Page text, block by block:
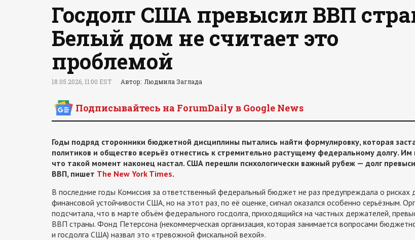
Госдолг США превысил ВВП
Белый дом не считает это
проблемой
18.05.2026, 11:00 EST Автор: Людмила Заглада
Подписывайтесь на ForumDaily в Google News
Годы подряд сторонники бюджетной дисциплины пытались найти формулировку, которая
политиков и общество всерьёз отнестись к стремительно растущему федеральному долгу. Им
что такой момент наконец настал. США перешли психологически важный рубеж — долг
ВВП, пишет The New York Times.
В последние годы Комиссия за ответственный федеральный бюджет не раз предупреждала о рисках
финансовой устойчивости США, но на этот раз, по её оценке, сигнал оказался особенно серьёзным.
подсчитала, что в марте объём федерального госдолга, приходящийся на частных держателей,
ВВП страны. Фонд Петерсона (некоммерческая организация, которая занимается вопросами
и госдолга США) назвал это «тревожной фискальной вехой».